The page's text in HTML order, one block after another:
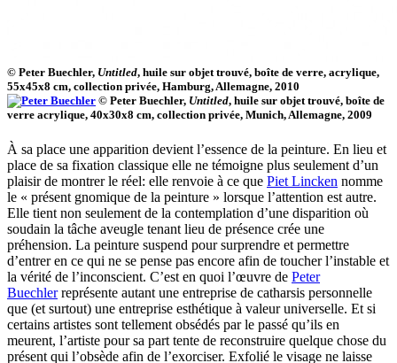
© Peter Buechler, Untitled, huile sur objet trouvé, boîte de verre, acrylique,
55x45x8 cm, collection privée, Hamburg, Allemagne, 2010
© Peter Buechler, Untitled, huile sur objet trouvé, boîte de
verre acrylique, 40x30x8 cm, collection privée, Munich, Allemagne, 2009
À sa place une apparition devient l’essence de la peinture. En lieu et
place de sa fixation classique elle ne témoigne plus seulement d’un
plaisir de montrer le réel: elle renvoie à ce que Piet Lincken nomme
le « présent gnomique de la peinture » lorsque l’attention est autre.
Elle tient non seulement de la contemplation d’une disparition où
soudain la tâche aveugle tenant lieu de présence crée une
préhension. La peinture suspend pour surprendre et permettre
d’entrer en ce qui ne se pense pas encore afin de toucher l’instable et
la vérité de l’inconscient. C’est en quoi l’œuvre de Peter
Buechlerreprésente autant une entreprise de catharsis personnelle
que (et surtout) une entreprise esthétique à valeur universelle. Et si
certains artistes sont tellement obsédés par le passé qu’ils en
meurent, l’artiste pour sa part tente de reconstruire quelque chose du
présent qui l’obsède afin de l’exorciser. Exfolié le visage ne laisse